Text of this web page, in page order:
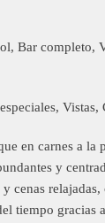
Bar completo,
Vistas,
en carnes a la
y
cenas
tiempo gracias